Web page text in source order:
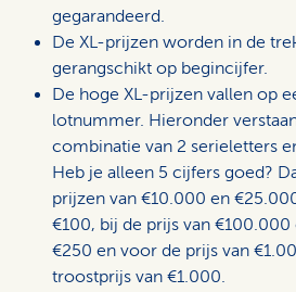
gegarandeerd.
De XL-prijzen worden in de
gerangschikt op begincijfer.
De hoge XL-prijzen vallen op
lotnummer. Hieronder
combinatie van 2 serieletters
Heb je alleen 5 cijfers goed?
prijzen van €10.000 en
€100, bij de prijs van
€250 en voor de prijs van
troostprijs van €1.000.